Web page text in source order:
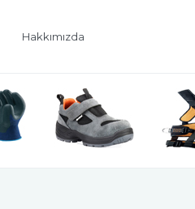
Hakkımızda